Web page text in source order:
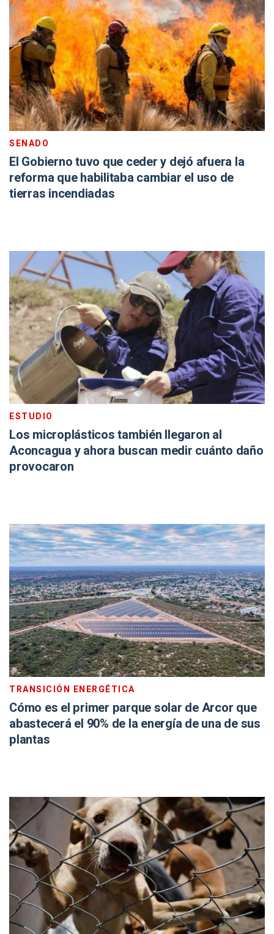
SENADO
El Gobierno tuvo que ceder y dejó afuera la
reforma que habilitaba cambiar el uso de
tierras incendiadas
ESTUDIO
Los microplásticos también llegaron al
Aconcagua y ahora buscan medir cuánto daño
provocaron
TRANSICIÓN ENERGÉTICA
Cómo es el primer parque solar de Arcor que
abastecerá el 90% de la energía de una de sus
plantas